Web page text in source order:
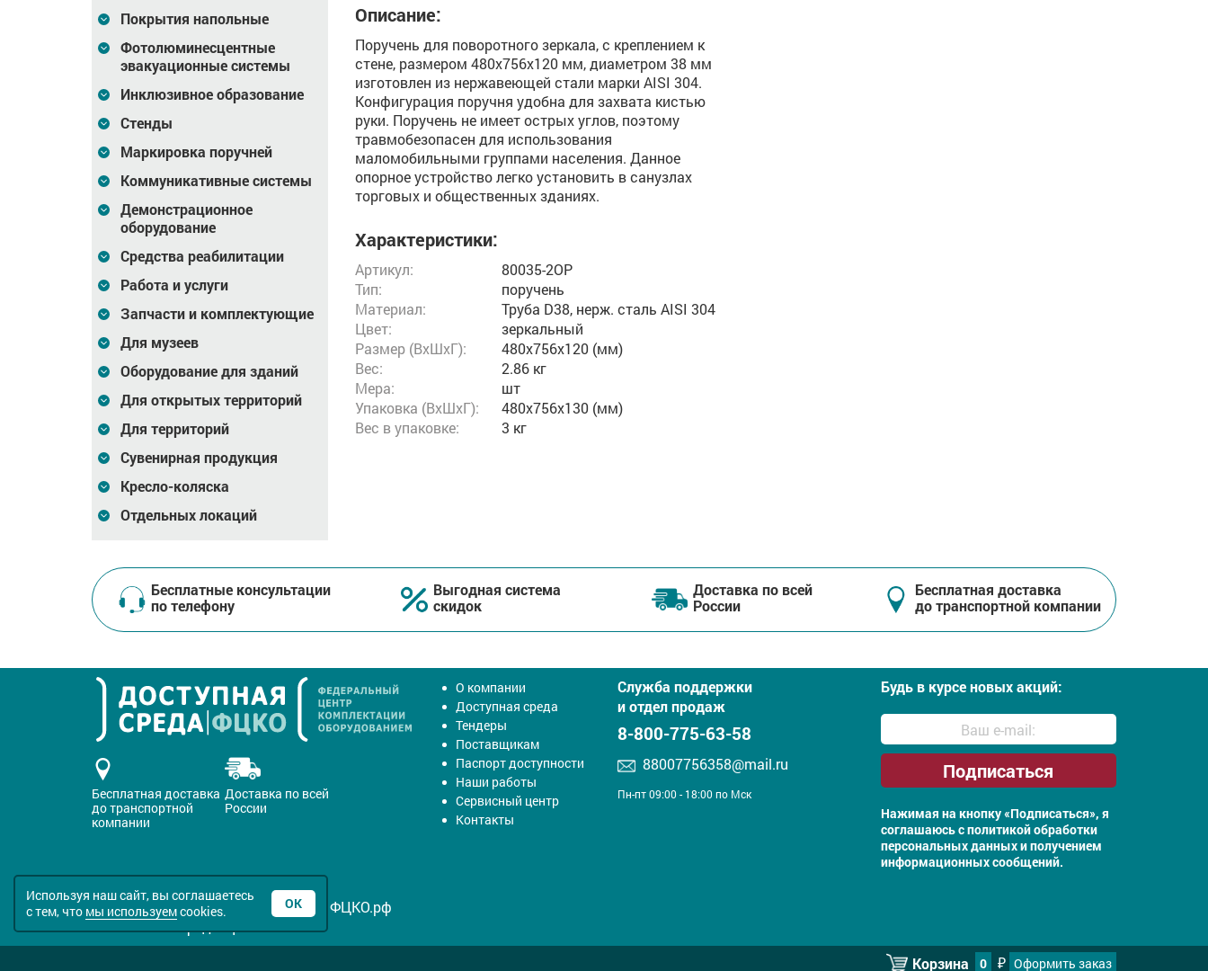
Покрытия напольные
Фотолюминесцентные
эвакуационные системы
Инклюзивное образование
Стенды
Маркировка поручней
Коммуникативные системы
Демонстрационное
оборудование
Средства реабилитации
Работа и услуги
Запчасти и комплектующие
Для музеев
Оборудование для зданий
Для открытых территорий
Для территорий
Сувенирная продукция
Кресло-коляска
Отдельных локаций
Описание:
Поручень для поворотного зеркала, с креплением к
стене, размером 480х756х120 мм, диаметром 38 мм
изготовлен из нержавеющей стали марки AISI 304.
Конфигурация поручня удобна для захвата кистью
руки. Поручень не имеет острых углов, поэтому
травмобезопасен для использования
маломобильными группами населения. Данное
опорное устройство легко установить в санузлах
торговых и общественных зданиях.
Характеристики:
Артикул:
80035-2OP
Тип:
поручень
Материал:
Труба D38, нерж. cталь AISI 304
Цвет:
зеркальный
Размер (ВxШxГ):
480x756x120 (мм)
Вес:
2.86 кг
Мера:
шт
Упаковка (ВхШхГ):
480x756x130 (мм)
Вес в упаковке:
3 кг
Бесплатные консультации
по телефону
Выгодная система
скидок
Доставка по всей
России
Бесплатная доставка
до транспортной компании
Бесплатная доставка
до транспортной
компании
Доставка по всей
России
О компании
Доступная среда
Тендеры
Поставщикам
Паспорт доступности
Наши работы
Сервисный центр
Контакты
Служба поддержки
и отдел продаж
8-800-775-63-58
88007756358@mail.ru
Пн-пт 09:00 - 18:00 по Мск
Будь в курсе новых акций:
Нажимая на кнопку «Подписаться», я
соглашаюсь сполитикой обработки
персональных данных и получением
информационных сообщений.
Все права защищены © 2016-2026 ФЦКО.рф
Политика конфиденциальности
Корзина
0 ₽ Оформить заказ
Используя наш сайт, вы соглашаетесь
с тем, что мы используемcookies. ОК